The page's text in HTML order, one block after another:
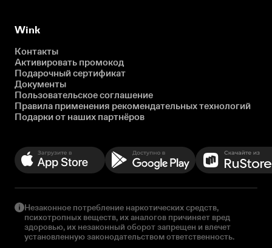
Wink
Контакты
Активировать промокод
Подарочный сертификат
Документы
Пользовательское соглашение
Правила применения рекомендательных технологий
Подарки от наших партнёров
Незаконное потребление наркотических средств,
психотропных веществ, их аналогов причиняет вред
здоровью, их незаконный оборот запрещен и влечет
установленную законодательством ответственность.